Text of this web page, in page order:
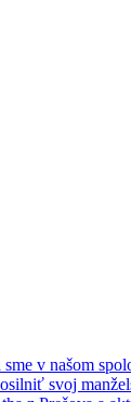
v našom
svoj